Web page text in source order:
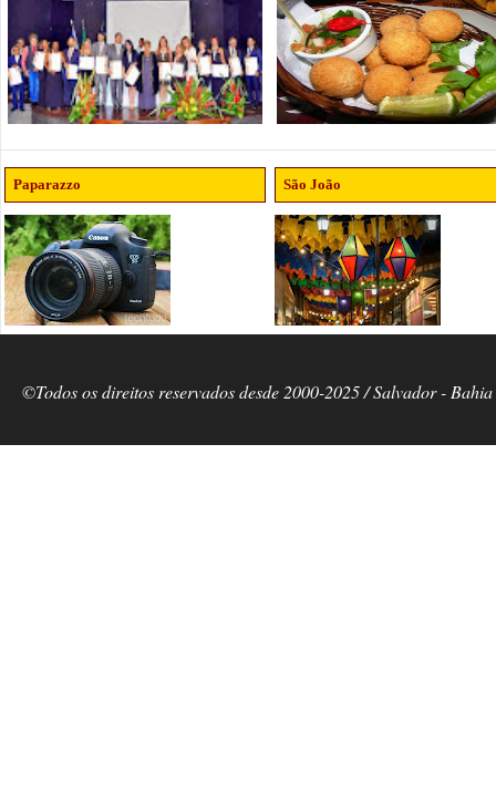
Paparazzo São João
©Todos os direitos reservados desde 2000-2025 / Salvador -